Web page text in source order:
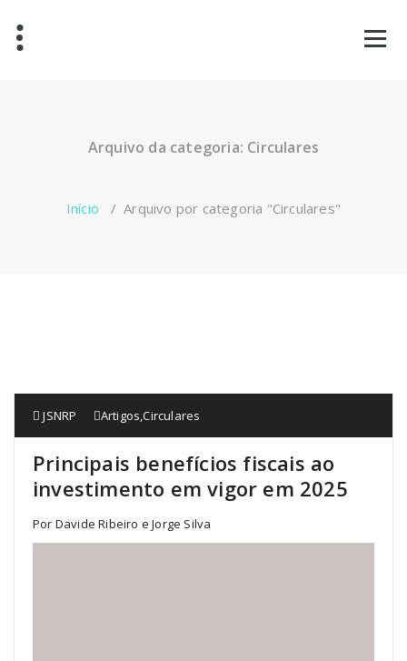
para
Arquivo da categoria: Circulares
Início /Arquivo por categoria "Circulares"
JSNRP Artigos,Circulares
Principais benefícios fiscais ao
investimento em vigor em 2025
Por Davide Ribeiro e Jorge Silva